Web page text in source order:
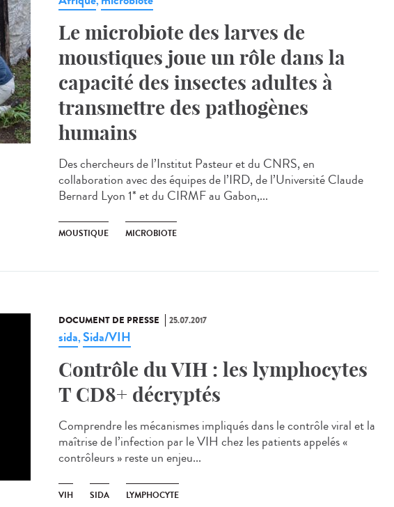
Le microbiote des larves de
moustiques joue un rôle dans la
capacité des insectes adultes à
transmettre des pathogènes
humains
Des chercheurs de l’Institut Pasteur et du CNRS, en
collaboration avec des équipes de l’IRD, de l’Université Claude
Bernard Lyon 1* et du CIRMF au Gabon,...
MOUSTIQUE MICROBIOTE
DOCUMENT DE PRESSE 25.07.2017
sida,Sida/VIH
Contrôle du VIH : les lymphocytes
T CD8+ décryptés
Comprendre les mécanismes impliqués dans le contrôle viral et la
maîtrise de l’infection par le VIH chez les patients appelés «
contrôleurs » reste un enjeu...
VIH SIDA LYMPHOCYTE